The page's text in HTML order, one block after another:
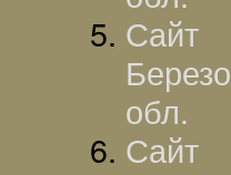
Сайт
обл.
Сайт